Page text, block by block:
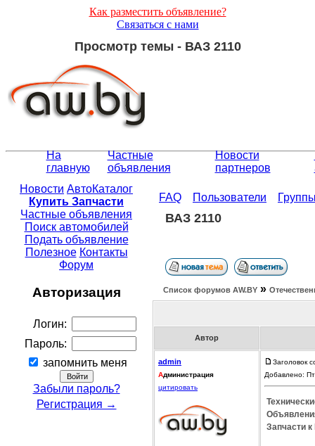
Как разместить объявление?
Связаться с нами
Просмотр темы - ВАЗ 2110
На
главную
Частные
объявления
Новости
партнеров
Новости АвтоКаталог
Купить Запчасти
Частные объявления
Поиск автомобилей
Подать объявление
Полезное Контакты
Форум
Авторизация
Логин:
Пароль:
запомнить меня
Забыли пароль?
Регистрация →
FAQ Пользователи
ВАЗ 2110
Список форумов АW.BY »
Автор
admin
Администрация
цитировать
Заголовок
Добавлено:
Запчасти